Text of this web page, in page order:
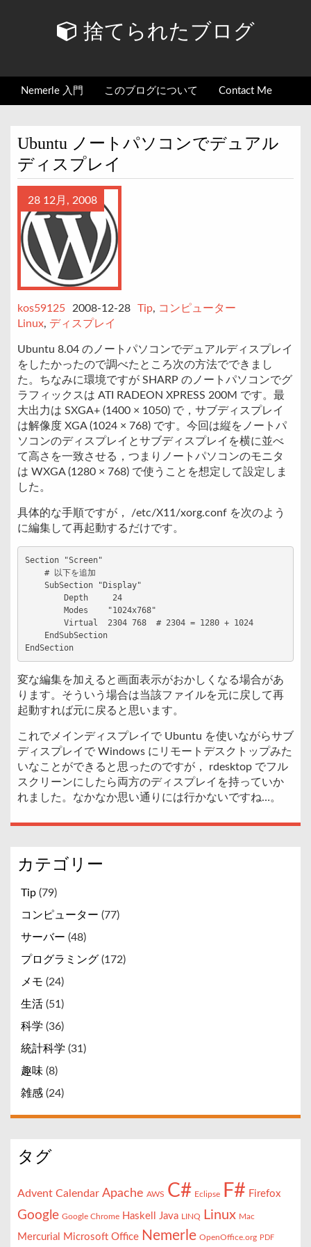
捨てられたブログ
Nemerle 入門 このブログについて Contact Me
Ubuntu ノートパソコンでデュアル
ディスプレイ
28 12月, 2008
kos59125 2008-12-28 Tip, コンピューター
Linux, ディスプレイ
Ubuntu 8.04 のノートパソコンでデュアルディスプレイ
をしたかったので調べたところ次の方法でできまし
た。ちなみに環境ですが SHARP のノートパソコンでグ
ラフィックスは ATI RADEON XPRESS 200M です。最
大出力は SXGA+ (1400 × 1050) で，サブディスプレイ
は解像度 XGA (1024 × 768) です。今回は縦をノートパ
ソコンのディスプレイとサブディスプレイを横に並べ
て高さを一致させる，つまりノートパソコンのモニタ
は WXGA (1280 × 768) で使うことを想定して設定しま
した。
具体的な手順ですが， /etc/X11/xorg.conf を次のよう
に編集して再起動するだけです。
Section "Screen"
    # 以下を追加
    SubSection "Display"
        Depth     24
        Modes    "1024x768"
        Virtual  2304 768  # 2304 = 1280 + 1024
    EndSubSection
EndSection
変な編集を加えると画面表示がおかしくなる場合があ
ります。そういう場合は当該ファイルを元に戻して再
起動すれば元に戻ると思います。
これでメインディスプレイで Ubuntu を使いながらサブ
ディスプレイで Windows にリモートデスクトップみた
いなことができると思ったのですが， rdesktop でフル
スクリーンにしたら両方のディスプレイを持っていか
れました。なかなか思い通りには行かないですね…。
カテゴリー
Tip (79)
コンピューター (77)
サーバー (48)
プログラミング (172)
メモ (24)
生活 (51)
科学 (36)
統計科学 (31)
趣味 (8)
雑感 (24)
タグ
Advent Calendar Apache AWS C# Eclipse F# Firefox
Google Google Chrome Haskell Java LINQ Linux Mac
Mercurial Microsoft Office Nemerle OpenOffice.org PDF